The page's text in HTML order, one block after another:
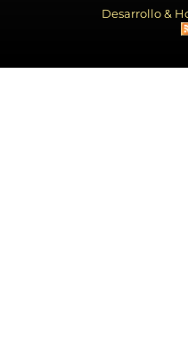
Desarrollo &